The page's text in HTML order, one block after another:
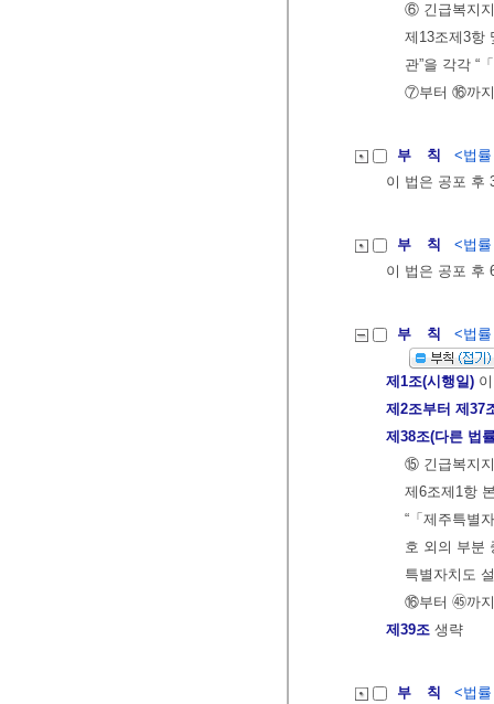
⑥ 긴급복지
제13조제3항
관”을 각각 “
⑦부터 ⑯까
부 칙
<법
이 법은 공포 후
부 칙
<법
이 법은 공포 후
부 칙 <법
제1조(시행일)
제2조부터 제37
제38조(다른 법
⑮ 긴급복지
제6조제1항
“「제주특별
호 외의 부분
특별자치도
⑯부터 ㊺까
제39조 생략
부 칙
<법